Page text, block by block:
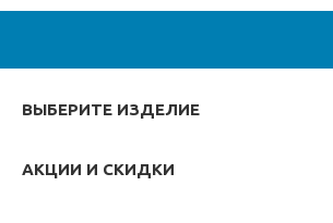
ВЫБЕРИТЕ ИЗДЕЛИЕ
АКЦИИ И СКИДКИ